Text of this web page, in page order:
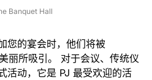
Banquet Hall
您的宴会时，他们将被
丽所吸引。 对于会议、传统仪
活动，它是 PJ 最受欢迎的活